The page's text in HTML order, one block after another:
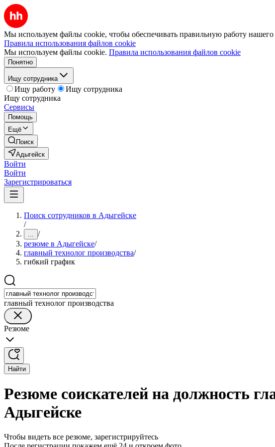
Мы используем файлы cookie, чтобы обеспечивать правильную работу нашего
Правила использования файлов cookie
Мы используем файлы cookie. Правила использования файлов cookie
Понятно
Ищу сотрудника
Ищу работу
Ищу сотрудника
Ищу сотрудника
Сервисы
Помощь
Ещё
Поиск
Адыгейск
Войти
Войти
Зарегистрироваться
Поиск сотрудников в Адыгейске
/
... /
резюме в Адыгейске/
главный технолог производства/
гибкий график
главный технолог производства
Резюме
Найти
Резюме соискателей на должность
Адыгейске
Чтобы видеть все резюме, зарегистрируйтесь